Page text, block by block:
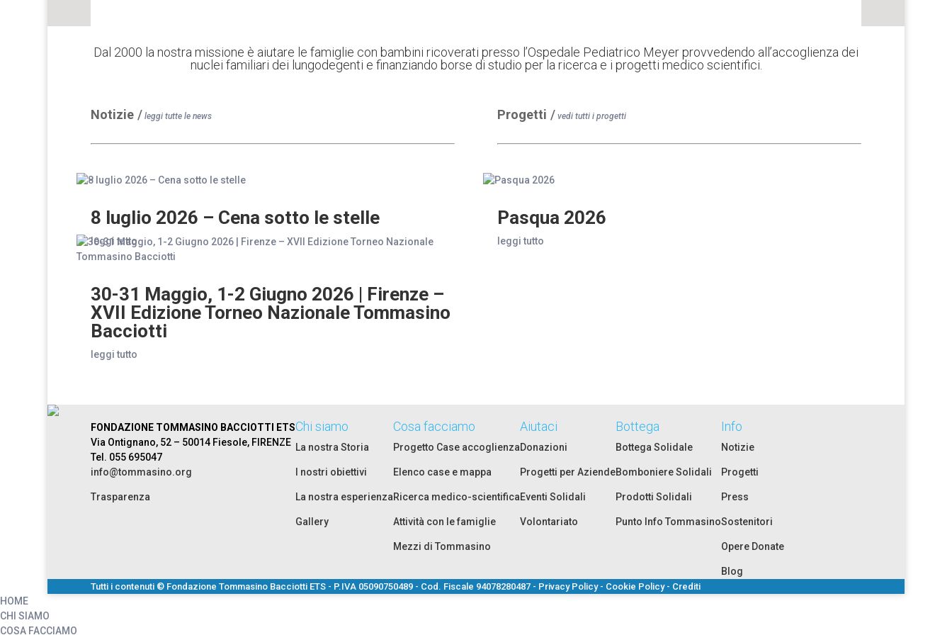
Dal 2000 la nostra missione è aiutare le famiglie con bambini ricoverati presso l’Ospedale Pediatrico Meyer provvedendo all’accoglienza dei
nuclei familiari dei lungodegenti e finanziando borse di studio per la ricerca e i progetti medico scientifici.
Notizie/ leggi tutte le news
8 luglio 2026 – Cena sotto le stelle
leggi tutto
30-31 Maggio, 1-2 Giugno 2026 | Firenze –
XVII Edizione Torneo Nazionale Tommasino
Bacciotti
leggi tutto
Progetti / vedi tutti i progetti
Pasqua 2026
leggi tutto
FONDAZIONE TOMMASINO BACCIOTTI ETS
Via Ontignano, 52 – 50014 Fiesole, FIRENZE
Tel. 055 695047
info@tommasino.org
Trasparenza
Chi siamo
La nostra Storia
I nostri obiettivi
La nostra esperienza
Gallery
Cosa facciamo
Progetto Case accoglienza
Elenco case e mappa
Ricerca medico-scientifica
Attività con le famiglie
Mezzi di Tommasino
Aiutaci
Donazioni
Progetti per Aziende
Eventi Solidali
Volontariato
Bottega
Bottega Solidale
Bomboniere Solidali
Prodotti Solidali
Punto Info Tommasino
Info
Notizie
Progetti
Press
Sostenitori
Opere Donate
Blog
Tutti i contenuti © Fondazione Tommasino Bacciotti ETS - P.IVA 05090750489 - Cod. Fiscale 94078280487 - Privacy Policy- Cookie Policy- Crediti
HOME
CHI SIAMO
COSA FACCIAMO